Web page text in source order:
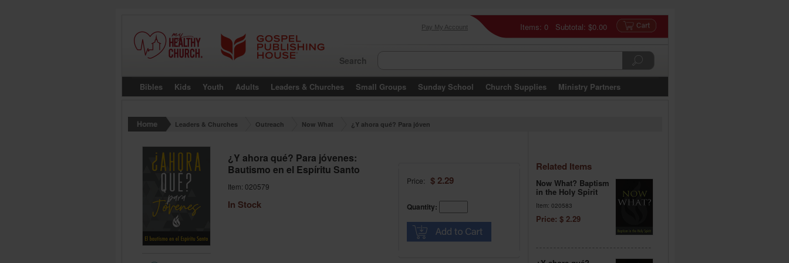
Items: 0 Subtotal: $0.00
Pay My Account
Search
Bibles Kids Youth Adults Leaders & Churches Small Groups Sunday School Church Supplies Ministry Partners
Leaders & Churches Outreach Now What
¿Y ahora qué? Para jóven
¿Y ahora qué? Para jóvenes:
Bautismo en el Espíritu Santo
Item: 020579
In Stock
Price: $ 2.29
Quantity:
Related Items
Now What? Baptism
in the Holy Spirit
Item: 020583
Price: $ 2.29